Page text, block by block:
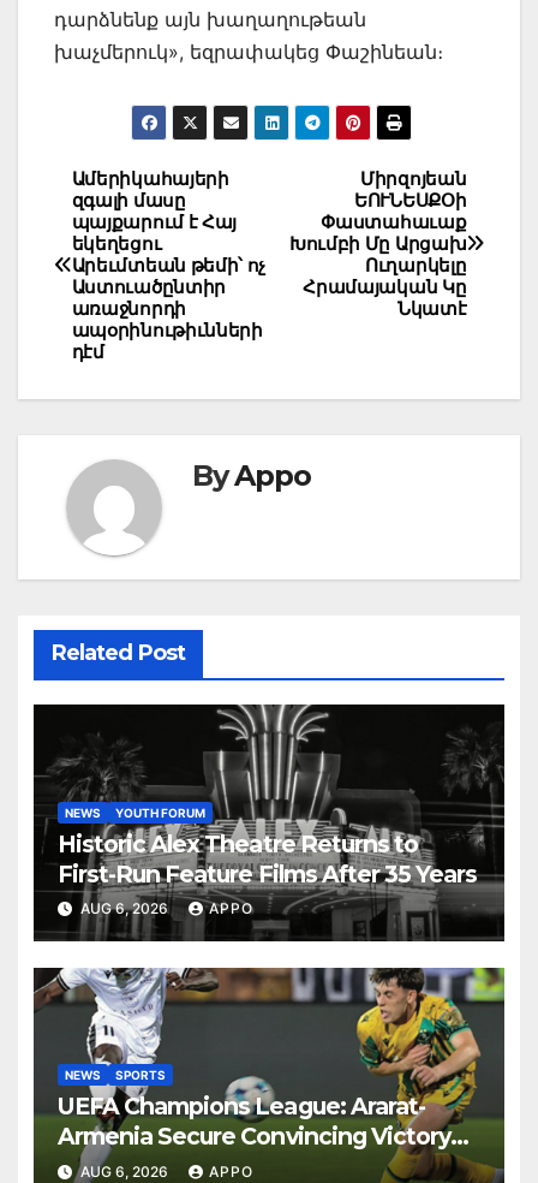
դարձնենք այն խաղաղութեան
խաչմերուկ», եզրափակեց Փաշինեան։
Post
navigation
Միրզոյեան
ԵՈՒՆԵՍՔՕի
Փաստահաւաք
Խումբի Մը Արցախ
Ուղարկելը
Հրամայական Կը
Նկատէ
Ամերիկահայերի
զգալի մասը
պայքարում է Հայ
եկեղեցու
Արեւմտեան թեմի՝ ոչ
Աստուածընտիր
առաջնորդի
ապօրինութիւնների
դէմ
ByAppo
Related Post
NEWS YOUTH FORUM
Historic Alex Theatre Returns to
First-Run Feature Films After 35 Years
AUG 6, 2026 APPO
NEWS SPORTS
UEFA Champions League: Ararat-
Armenia Secure Convincing Victory
Over Shamrock Rovers 2-0
AUG 6, 2026 APPO